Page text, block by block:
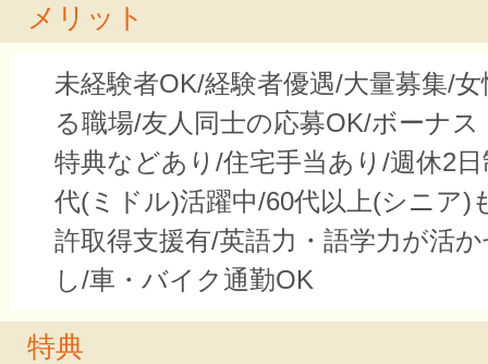
メリット
未経験者OK/経験者優遇/大量募集/
る職場/友人同士の応募OK/ボーナス
特典などあり/住宅手当あり/週休2
代(ミドル)活躍中/60代以上(シニア)
許取得支援有/英語力・語学力が活
し/車・バイク通勤OK
特典